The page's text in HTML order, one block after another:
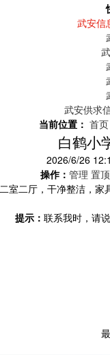
武安信
武安供求
当前位置： 首页
白鹤小
2026/6/26
操作： 管理 置顶
二室二厅，干净整洁，
提示： 联系我时，请